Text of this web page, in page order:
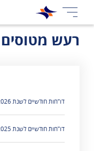
רעש מטוסים
דו"חות חודשיים לשנת 2026
דו"חות חודשיים לשנת 2025